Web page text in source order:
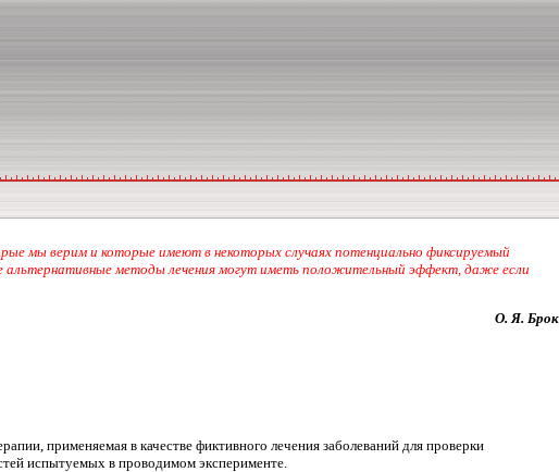
мы верим и которые имеют в некоторых случаях потенциально фиксируемый
методы лечения могут иметь положительный эффект, даже если
О. Я. Брок
применяемая в качестве фиктивного лечения заболеваний для проверки
испытуемых в проводимом эксперименте.